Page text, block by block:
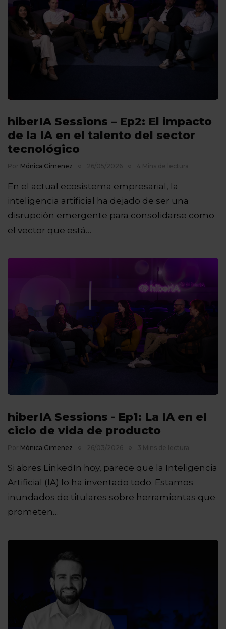
hiberIA Sessions – Ep2: El impacto
de la IA en el talento del sector
tecnológico
Por Mónica Gimenez 26/05/2026 4 Mins de lectura
En el actual ecosistema empresarial, la
inteligencia artificial ha dejado de ser una
disrupción emergente para consolidarse como
el vector que está…
hiberIA Sessions - Ep1: La IA en el
ciclo de vida de producto
Por Mónica Gimenez 26/03/2026 3 Mins de lectura
Si abres LinkedIn hoy, parece que la Inteligencia
Artificial (IA) lo ha inventado todo. Estamos
inundados de titulares sobre herramientas que
prometen…